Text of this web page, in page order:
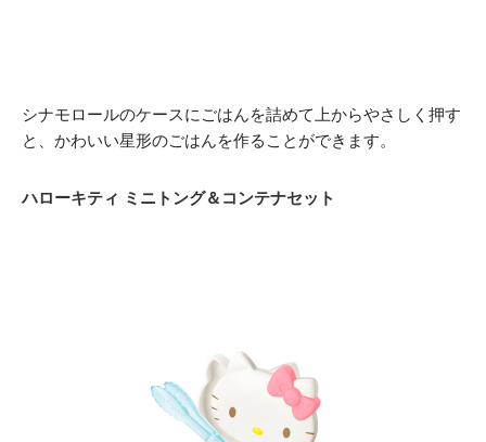
シナモロールのケースにごはんを詰めて上からやさしく押す
と、かわいい星形のごはんを作ることができます。
ハローキティ ミニトング＆コンテナセット